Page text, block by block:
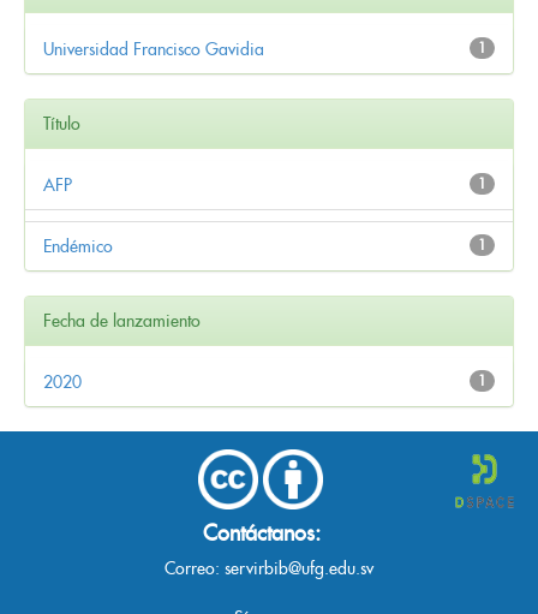
1
Universidad Francisco Gavidia
Título
1
AFP
1
Endémico
Fecha de lanzamiento
1
2020
Contáctanos:
Correo: servirbib@ufg.edu.sv